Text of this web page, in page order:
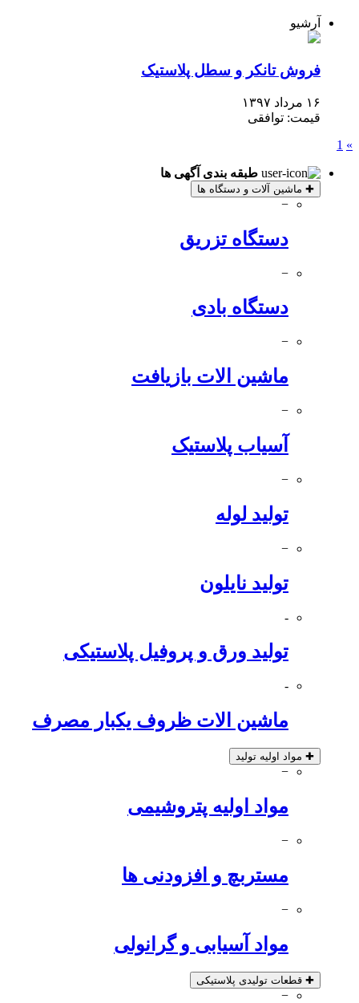
آرشیو
فروش تانکر و سطل پلاستیک
۱۶ مرداد ۱۳۹۷
قیمت: توافقی
»
1
طبقه بندی آگهی ها
✚ ماشین آلات و دستگاه ها
−
دستگاه تزریق
−
دستگاه بادی
−
ماشین الات بازیافت
−
آسیاب پلاستیک
−
تولید لوله
−
تولید نایلون
-
تولید ورق و پروفیل پلاستیکی
-
ماشین الات ظروف یکبار مصرف
✚ مواد اولیه تولید
−
مواد اولیه پتروشیمی
−
مستربچ و افزودنی ها
−
مواد آسیابی و گرانولی
✚ قطعات تولیدی پلاستیکی
−